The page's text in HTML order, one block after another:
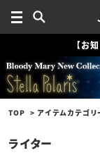
【お
TOP アイテムカテゴリ
ライター